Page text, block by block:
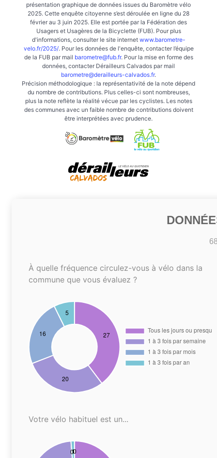
présentation graphique de données issues du Baromètre vélo
2025. Cette enquête citoyenne s’est déroulée en ligne du 28
février au 3 juin 2025. Elle est portée par la Fédération des
Usagers et Usagères de la Bicyclette (FUB). Pour plus
d'informations, consulter le site internet www.barometre-
velo.fr/2025/. Pour les données de l'enquête, contacter l’équipe
de la FUB par mail barometre@fub.fr. Pour la mise en forme des
données, contacter Dérailleurs Calvados par mail
barometre@derailleurs-calvados.fr.
Précision méthodologique : la représentativité de la note dépend
du nombre de contributions. Plus celles-ci sont nombreuses,
plus la note reflète la réalité vécue par les cyclistes. Les notes
des communes avec un faible nombre de contributions doivent
être interprétées avec prudence.
À quelle fréquence circulez-vous à vélo dans la
commune que vous évaluez ?
Votre vélo habituel est un...